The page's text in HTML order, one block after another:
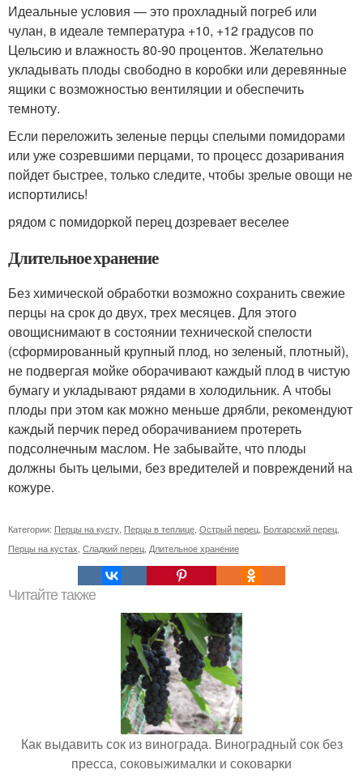
Идеальные условия — это прохладный погреб или
чулан, в идеале температура +10, +12 градусов по
Цельсию и влажность 80-90 процентов. Желательно
укладывать плоды свободно в коробки или деревянные
ящики с возможностью вентиляции и обеспечить
темноту.
Если переложить зеленые перцы спелыми помидорами
или уже созревшими перцами, то процесс дозаривания
пойдет быстрее, только следите, чтобы зрелые овощи не
испортились!
рядом с помидоркой перец дозревает веселее
Длительное хранение
Без химической обработки возможно сохранить свежие
перцы на срок до двух, трех месяцев. Для этого
овощиснимают в состоянии технической спелости
(сформированный крупный плод, но зеленый, плотный),
не подвергая мойке оборачивают каждый плод в чистую
бумагу и укладывают рядами в холодильник. А чтобы
плоды при этом как можно меньше дрябли, рекомендуют
каждый перчик перед оборачиванием протереть
подсолнечным маслом. Не забывайте, что плоды
должны быть целыми, без вредителей и повреждений на
кожуре.
Категории: Перцы на кусту Перцы в теплице Острый перец Болгарский перец
Перцы на кустах Сладкий перец Длительное хранение
Читайте также
Как выдавить сок из винограда. Виноградный сок без
пресса, соковыжималки и соковарки